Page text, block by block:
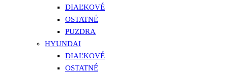
DIAĽKOVÉ
OSTATNÉ
PUZDRA
HYUNDAI
DIAĽKOVÉ
OSTATNÉ